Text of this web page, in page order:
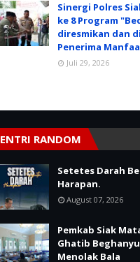
Sinergi Polres
ke 8 Program
diresmikan dan
Penerima
Juli 29, 2026
ENTRI RANDOM
Setetes Darah
Harapan.
August 07, 2026
Pemkab Siak
Ghatib
Menolak Bala